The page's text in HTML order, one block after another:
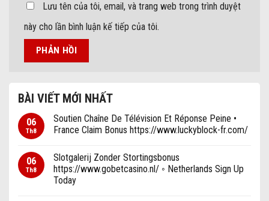
Lưu tên của tôi, email, và trang web trong trình duyệt
này cho lần bình luận kế tiếp của tôi.
BÀI VIẾT MỚI NHẤT
06
Th8
Soutien Chaîne De Télévision Et Réponse Peine •
France Claim Bonus https://www.luckyblock-fr.com/
06
Th8
Slotgalerij Zonder Stortingsbonus
https://www.gobetcasino.nl/ ◦ Netherlands Sign Up
Today